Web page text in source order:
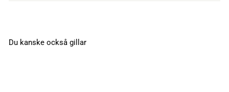
Du kanske också gillar